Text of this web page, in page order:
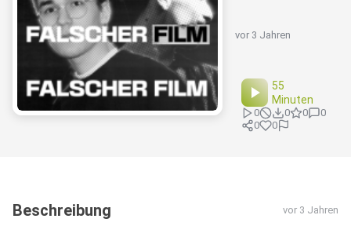
vor 3 Jahren
55
Minuten
0 0 0
0
0
0
Beschreibung vor 3 Jahren